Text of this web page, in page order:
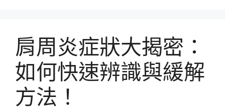
肩周炎症狀大揭密：
如何快速辨識與緩解
方法！